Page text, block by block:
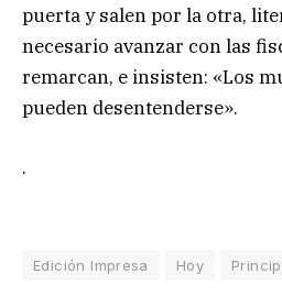
puerta y salen por la otra,
necesario avanzar con las
remarcan, e insisten: «Los
pueden desentenderse».
.
Edición Impresa Hoy